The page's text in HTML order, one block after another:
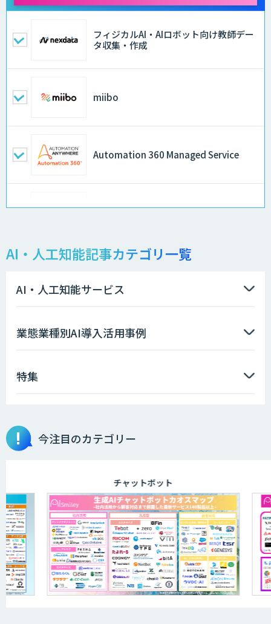
フィジカルAI・AIロボット向け教師デー
タ収集・作成
miibo
Automation 360 Managed Service
Kurrant.ai
FirstContact（ファーストコンタクト）
完全無料の次世代RPA「マクロマン」
RPA定型業務ロボット自動化ソリューシ
ョン UiPath/Automate
FPT RPAソリューション
AI・人工知能記事カテゴリ一覧
AI・人工知能サービス
業態業種別AI導入活用事例
特集
今注目のカテゴリー
チャットボット